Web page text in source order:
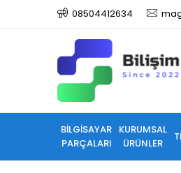
08504412634
BİLGİSAYAR
PARÇALARI
KURUMSAL
ÜRÜNLER